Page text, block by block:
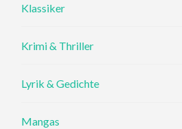
Klassiker
Krimi & Thriller
Lyrik & Gedichte
Mangas